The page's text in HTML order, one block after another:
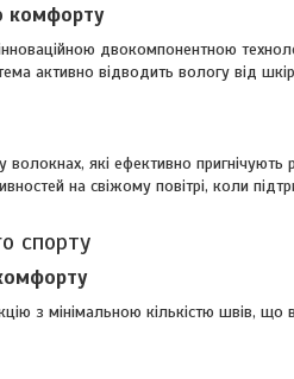
комфорту
двокомпонентною
активно відводить вологу від
волокнах, які ефективно
на свіжому повітрі, коли
спорту
з мінімальною кількістю швів, що